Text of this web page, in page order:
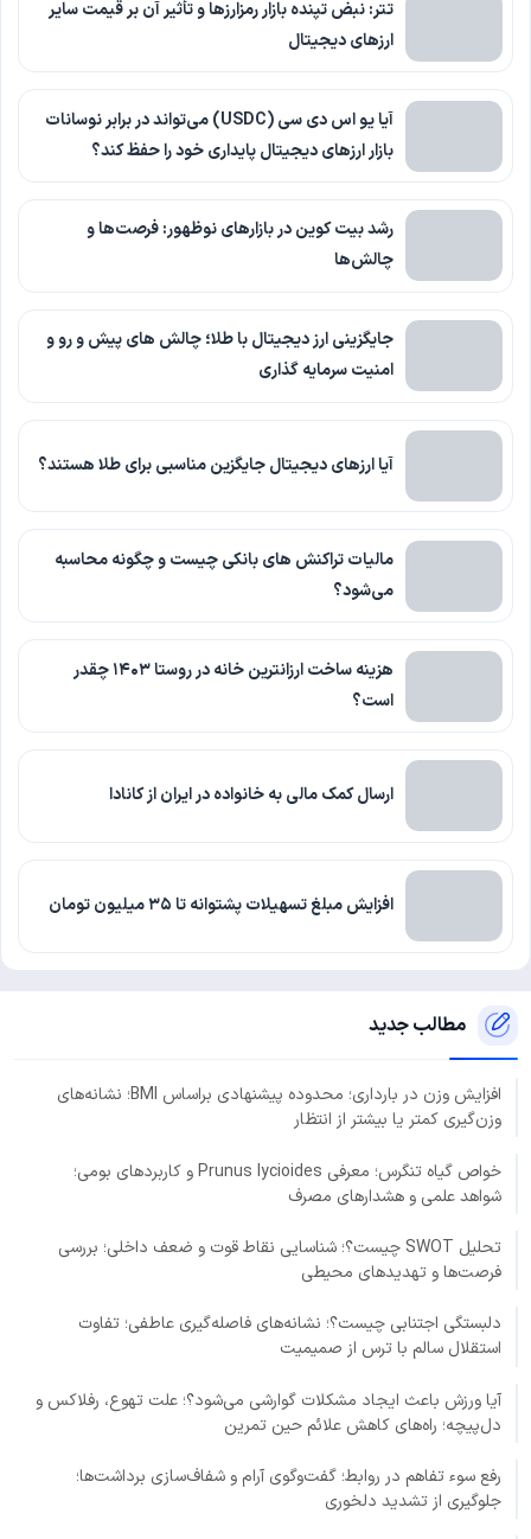
تتر: نبض تپنده بازار رمزارزها و تأثیر آن بر قیمت سایر
ارزهای دیجیتال
آیا یو اس دی سی (USDC) می‌تواند در برابر نوسانات
بازار ارزهای دیجیتال پایداری خود را حفظ کند؟
رشد بیت کوین در بازارهای نوظهور: فرصت‌ها و
چالش‌ها
جایگزینی ارز دیجیتال با طلا؛ چالش های پیش و رو و
امنیت سرمایه گذاری
آیا ارزهای دیجیتال جایگزین مناسبی برای طلا هستند؟
مالیات تراکنش های بانکی چیست و چگونه محاسبه
می‌شود؟
هزینه ساخت ارزانترین خانه در روستا ۱۴۰۳ چقدر
است؟
ارسال کمک مالی به خانواده در ایران از کانادا
افزایش مبلغ تسهیلات پشتوانه تا ۳۵ میلیون تومان
مطالب جدید
افزایش وزن در بارداری؛ محدوده پیشنهادی براساس BMI؛ نشانه‌های
وزن‌گیری کمتر یا بیشتر از انتظار
خواص گیاه تنگرس؛ معرفی Prunus lycioides و کاربردهای بومی؛
شواهد علمی و هشدارهای مصرف
تحلیل SWOT چیست؟؛ شناسایی نقاط قوت و ضعف داخلی؛ بررسی
فرصت‌ها و تهدیدهای محیطی
دلبستگی اجتنابی چیست؟؛ نشانه‌های فاصله‌گیری عاطفی؛ تفاوت
استقلال سالم با ترس از صمیمیت
آیا ورزش باعث ایجاد مشکلات گوارشی می‌شود؟؛ علت تهوع، رفلاکس و
دل‌پیچه؛ راه‌های کاهش علائم حین تمرین
رفع سوء تفاهم در روابط؛ گفت‌وگوی آرام و شفاف‌سازی برداشت‌ها؛
جلوگیری از تشدید دلخوری